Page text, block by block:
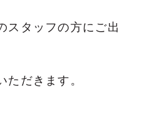
スタッフの方にご出
ただきます。